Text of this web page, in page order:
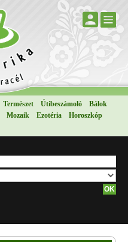
Természet Útibeszámoló
Bálok
Mozaik Ezotéria
Horoszkóp